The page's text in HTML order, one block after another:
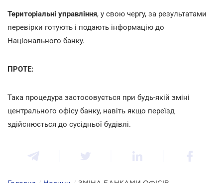
Територіальні управління, у свою чергу, за результатами
перевірки готують і подають інформацію до
Національного банку.
ПРОТЕ:
Така процедура застосовується при будь-якій зміні
центрального офісу банку, навіть якщо переїзд
здійснюється до сусідньої будівлі.